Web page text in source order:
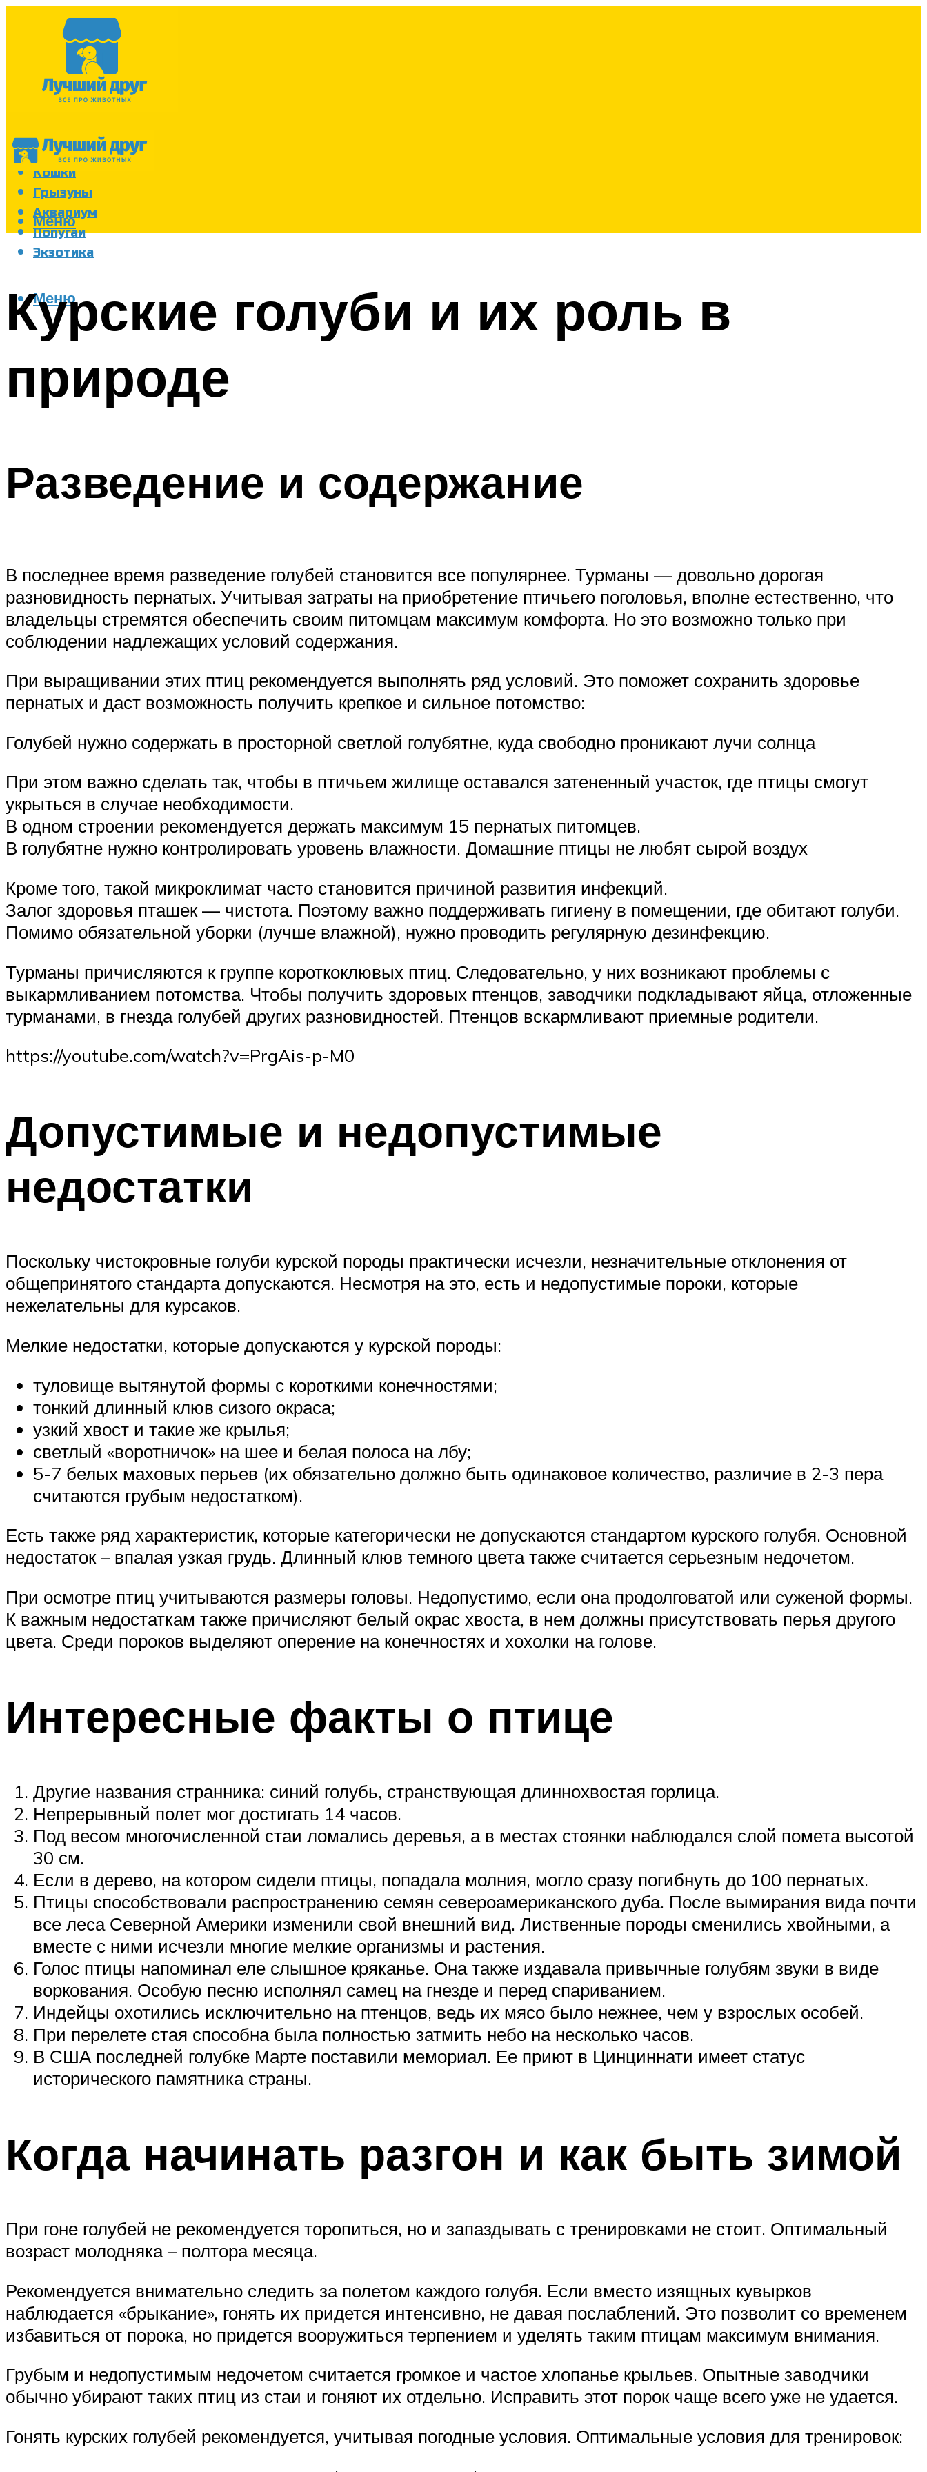
Собаки
Кошки
Грызуны
Аквариум
Попугаи
Экзотика
Меню
Меню
Курские голуби и их роль в
природе
Разведение и содержание
В последнее время разведение голубей становится все популярнее. Турманы — довольно дорогая
разновидность пернатых. Учитывая затраты на приобретение птичьего поголовья, вполне естественно, что
владельцы стремятся обеспечить своим питомцам максимум комфорта. Но это возможно только при
соблюдении надлежащих условий содержания.
При выращивании этих птиц рекомендуется выполнять ряд условий. Это поможет сохранить здоровье
пернатых и даст возможность получить крепкое и сильное потомство:
Голубей нужно содержать в просторной светлой голубятне, куда свободно проникают лучи солнца
При этом важно сделать так, чтобы в птичьем жилище оставался затененный участок, где птицы смогут
укрыться в случае необходимости.
В одном строении рекомендуется держать максимум 15 пернатых питомцев.
В голубятне нужно контролировать уровень влажности. Домашние птицы не любят сырой воздух
Кроме того, такой микроклимат часто становится причиной развития инфекций.
Залог здоровья пташек — чистота. Поэтому важно поддерживать гигиену в помещении, где обитают голуби.
Помимо обязательной уборки (лучше влажной), нужно проводить регулярную дезинфекцию.
Турманы причисляются к группе короткоклювых птиц. Следовательно, у них возникают проблемы с
выкармливанием потомства. Чтобы получить здоровых птенцов, заводчики подкладывают яйца, отложенные
турманами, в гнезда голубей других разновидностей. Птенцов вскармливают приемные родители.
https://youtube.com/watch?v=PrgAis-p-M0
Допустимые и недопустимые
недостатки
Поскольку чистокровные голуби курской породы практически исчезли, незначительные отклонения от
общепринятого стандарта допускаются. Несмотря на это, есть и недопустимые пороки, которые
нежелательны для курсаков.
Мелкие недостатки, которые допускаются у курской породы:
туловище вытянутой формы с короткими конечностями;
тонкий длинный клюв сизого окраса;
узкий хвост и такие же крылья;
светлый «воротничок» на шее и белая полоса на лбу;
5-7 белых маховых перьев (их обязательно должно быть одинаковое количество, различие в 2-3 пера
считаются грубым недостатком).
Есть также ряд характеристик, которые категорически не допускаются стандартом курского голубя. Основной
недостаток – впалая узкая грудь. Длинный клюв темного цвета также считается серьезным недочетом.
При осмотре птиц учитываются размеры головы. Недопустимо, если она продолговатой или суженой формы.
К важным недостаткам также причисляют белый окрас хвоста, в нем должны присутствовать перья другого
цвета. Среди пороков выделяют оперение на конечностях и хохолки на голове.
Интересные факты о птице
Другие названия странника: синий голубь, странствующая длиннохвостая горлица.
Непрерывный полет мог достигать 14 часов.
Под весом многочисленной стаи ломались деревья, а в местах стоянки наблюдался слой помета высотой
30 см.
Если в дерево, на котором сидели птицы, попадала молния, могло сразу погибнуть до 100 пернатых.
Птицы способствовали распространению семян североамериканского дуба. После вымирания вида почти
все леса Северной Америки изменили свой внешний вид. Лиственные породы сменились хвойными, а
вместе с ними исчезли многие мелкие организмы и растения.
Голос птицы напоминал еле слышное кряканье. Она также издавала привычные голубям звуки в виде
воркования. Особую песню исполнял самец на гнезде и перед спариванием.
Индейцы охотились исключительно на птенцов, ведь их мясо было нежнее, чем у взрослых особей.
При перелете стая способна была полностью затмить небо на несколько часов.
В США последней голубке Марте поставили мемориал. Ее приют в Цинциннати имеет статус
исторического памятника страны.
Когда начинать разгон и как быть зимой
При гоне голубей не рекомендуется торопиться, но и запаздывать с тренировками не стоит. Оптимальный
возраст молодняка – полтора месяца.
Рекомендуется внимательно следить за полетом каждого голубя. Если вместо изящных кувырков
наблюдается «брыкание», гонять их придется интенсивно, не давая послаблений. Это позволит со временем
избавиться от порока, но придется вооружиться терпением и уделять таким птицам максимум внимания.
Грубым и недопустимым недочетом считается громкое и частое хлопанье крыльев. Опытные заводчики
обычно убирают таких птиц из стаи и гоняют их отдельно. Исправить этот порок чаще всего уже не удается.
Гонять курских голубей рекомендуется, учитывая погодные условия. Оптимальные условия для тренировок: